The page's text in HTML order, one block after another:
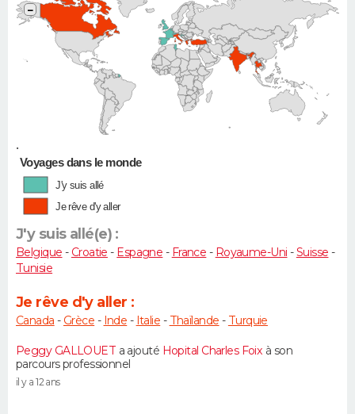
•
−
Voyages dans le monde
J'y suis allé
Je rêve d'y aller
J'y suis allé(e) :
Belgique - Croatie - Espagne - France - Royaume-Uni -Suisse -
Tunisie
Je rêve d'y aller :
Canada - Grèce - Inde - Italie - Thaïlande - Turquie
Peggy GALLOUET a ajouté Hopital Charles Foix à son
parcours professionnel
il y a 12 ans